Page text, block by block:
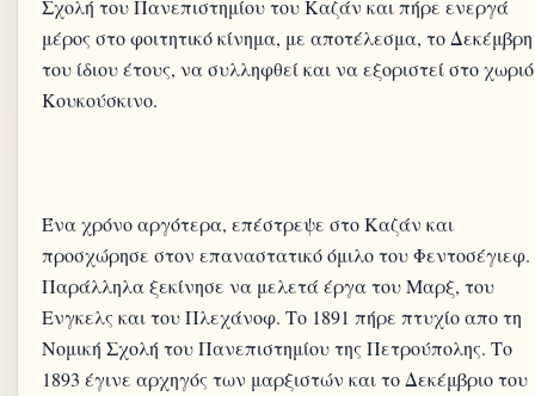
Σχολή του Πανεπιστημίου του Καζάν και πήρε ενεργά
μέρος στο φοιτητικό κίνημα, με αποτέλεσμα, το Δεκέμβρη
του ίδιου έτους, να συλληφθεί και να εξοριστεί στο χωριό
Ένα χρόνο αργότερα, επέστρεψε στο Καζάν και
προσχώρησε στον επαναστατικό όμιλο του Φεντοσέγιεφ.
Παράλληλα ξεκίνησε να μελετά έργα του Μαρξ, του
Ενγκελς και του Πλεχάνοφ. Το 1891 πήρε πτυχίο απο τη
Νομική Σχολή του Πανεπιστημίου της Πετρούπολης. Το
1893 έγινε αρχηγός των μαρξιστών και το Δεκέμβριο του